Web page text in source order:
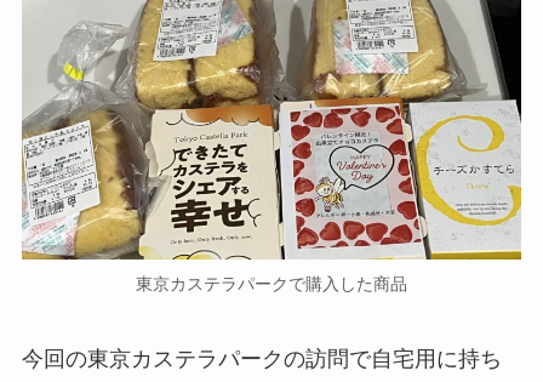
東京カステラパークで購入した商品
今回の東京カステラパークの訪問で自宅用に持ち